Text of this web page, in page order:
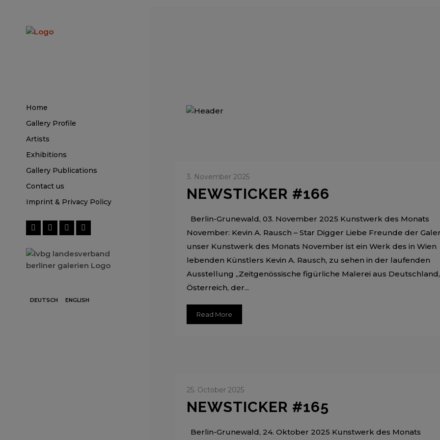
Home
Gallery Profile
Artists
Exhibitions
Gallery Publications
Contact us
Imprint & Privacy Policy
DEUTSCH ENGLISH
3. November 2025
NEWSTICKER #166
Berlin-Grunewald, 03. November 2025 Kunstwerk des Monats
November: Kevin A. Rausch – Star Digger Liebe Freunde der
unser Kunstwerk des Monats November ist ein Werk des in Wien
lebenden Künstlers Kevin A. Rausch, zu sehen in der laufenden
Ausstellung „Zeitgenössische figürliche Malerei aus Deutschland,
Österreich, der...
Read More
25. October 2025
NEWSTICKER #165
Berlin-Grunewald, 24. Oktober 2025 Kunstwerk des Monats